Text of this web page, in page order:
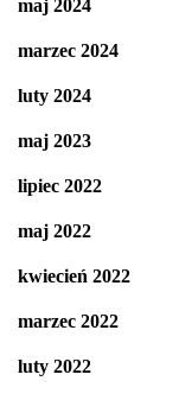
maj 2024
marzec 2024
luty 2024
maj 2023
lipiec 2022
maj 2022
kwiecień 2022
marzec 2022
luty 2022